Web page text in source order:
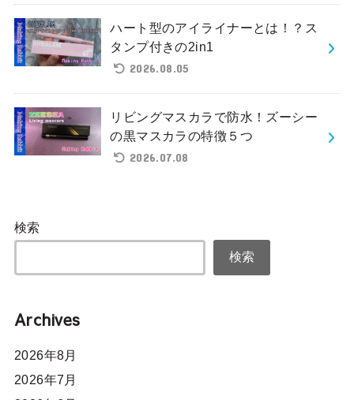
ハート型のアイライナーとは！？ス
タンプ付きの2in1
2026.08.05
リビングマスカラで防水！ズーシー
の黒マスカラの特徴５つ
2026.07.08
検索
検索
Archives
2026年8月
2026年7月